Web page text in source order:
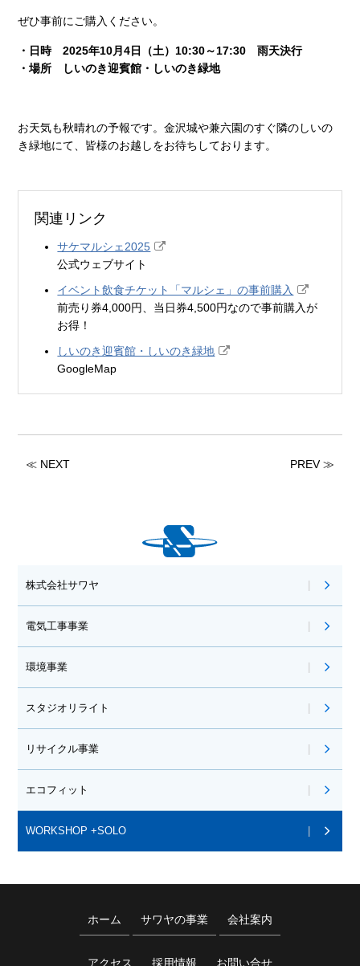
ぜひ事前にご購入ください。
・日時 2025年10月4日（土）10:30～17:30 雨天決行
・場所 しいのき迎賓館・しいのき緑地
お天気も秋晴れの予報です。金沢城や兼六園のすぐ隣のしいの
き緑地にて、皆様のお越しをお待ちしております。
関連リンク
サケマルシェ2025
公式ウェブサイト
イベント飲食チケット「マルシェ」の事前購入
前売り券4,000円、当日券4,500円なので事前購入が
お得！
しいのき迎賓館・しいのき緑地
GoogleMap
≪ NEXT PREV ≫
株式会社サワヤ
電気工事事業
環境事業
スタジオリライト
リサイクル事業
エコフィット
WORKSHOP +SOLO
ホーム サワヤの事業 会社案内
アクセス 採用情報 お問い合せ